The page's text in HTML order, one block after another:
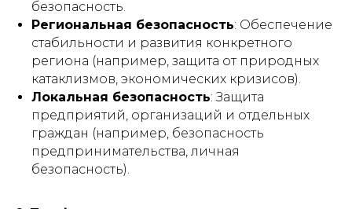
безопасность.
Региональная безопасность: Обеспечение
стабильности и развития конкретного
региона (например, защита от природных
катаклизмов, экономических кризисов).
Локальная безопасность: Защита
предприятий, организаций и отдельных
граждан (например, безопасность
предпринимательства, личная
безопасность).